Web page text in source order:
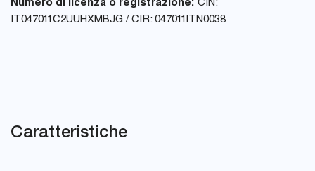
Numero di licenza o registrazione: CIN:
IT047011C2UUHXMBJG / CIR: 047011lTN0038
Caratteristiche